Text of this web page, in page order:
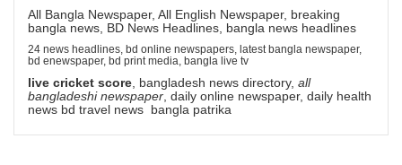
All Bangla Newspaper, All English Newspaper, breaking
bangla news, BD News Headlines, bangla news headlines
24 news headlines, bd online newspapers, latest bangla newspaper,
bd enewspaper, bd print media, bangla live tv
live cricket score , bangladesh news directory, all
bangladeshi newspaper , daily online newspaper, daily health
news bd travel news bangla patrika